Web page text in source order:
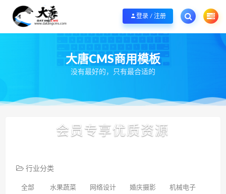
欢迎您光临大唐CMS网，本站秉承服务宗旨 履行“站长”责任，销售只是起点 服
登录 / 注册
大唐CMS商用模板
没有最好的，只有最合适的
会员专享优质资源
行业分类
全部 水果蔬菜 网络设计 婚庆摄影 机械电子